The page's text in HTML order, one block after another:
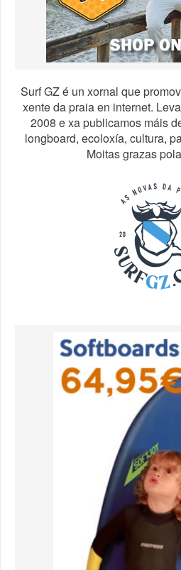
Surf GZ é un xornal que
xente da praia en internet.
2008 e xa publicamos máis
longboard, ecoloxía, cultura,
Moitas grazas